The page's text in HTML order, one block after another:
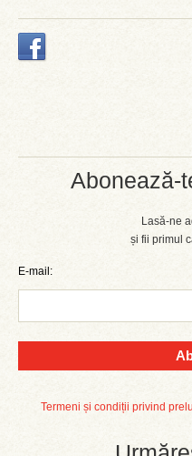
Abonează-
Lasă-ne
și fii primul
E-mail:
Termeni și condiții privind